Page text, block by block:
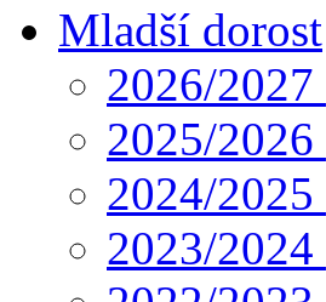
Mladší dorost
2026/
2025/
2024/
2023/